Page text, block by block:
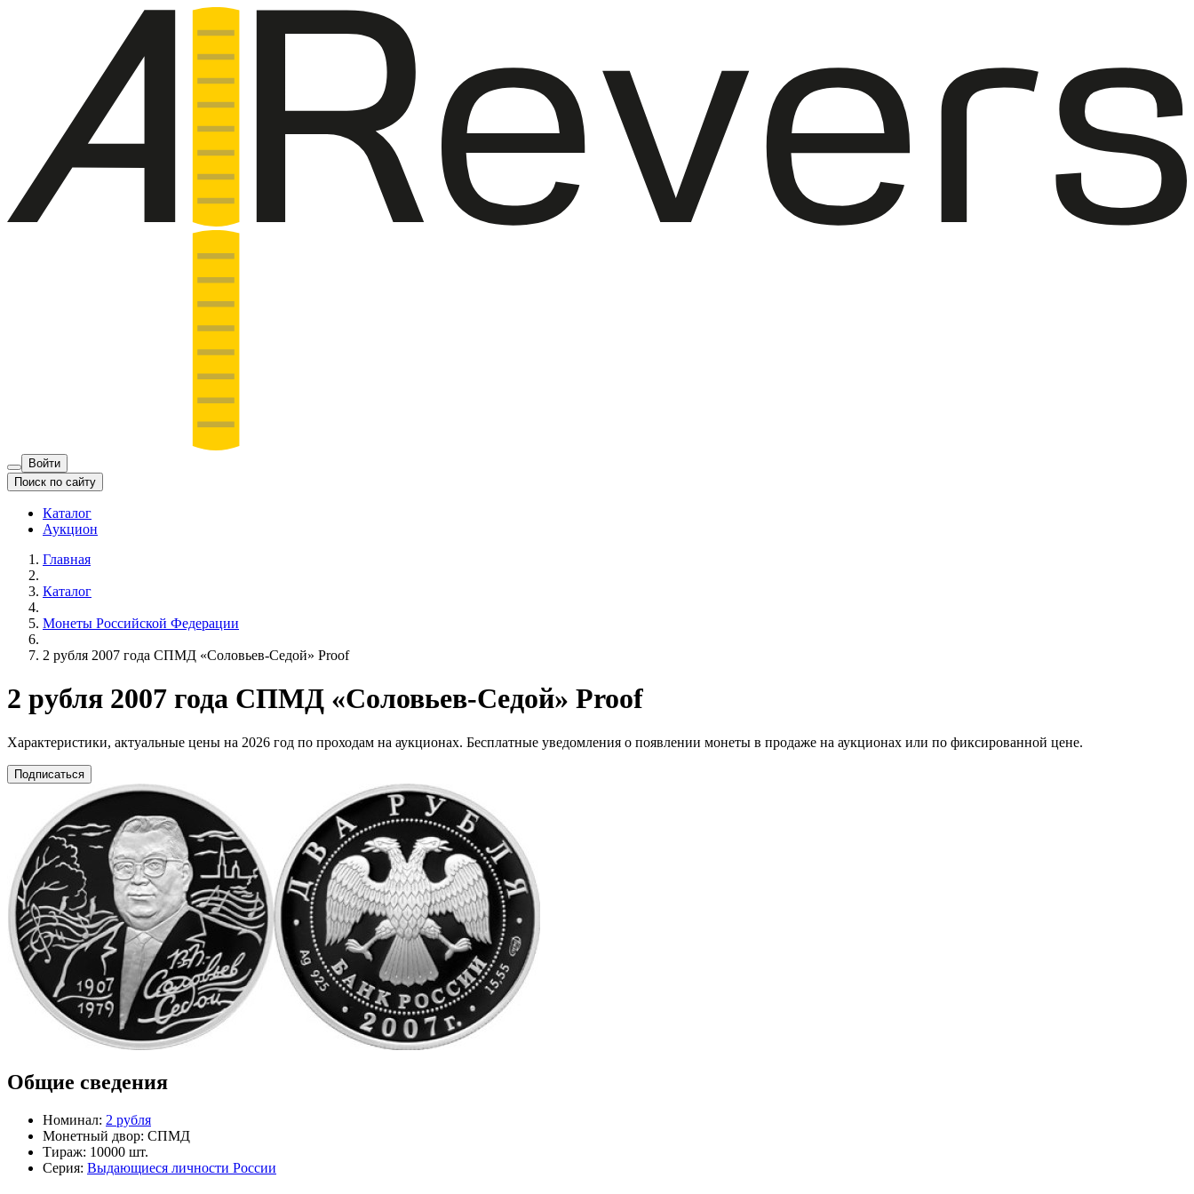
Войти
Поиск по сайту
Каталог
Аукцион
Главная
Каталог
Монеты Российской Федерации
2 рубля 2007 года СПМД «Соловьев-Седой» Proof
2 рубля 2007 года СПМД «Соловьев-Седой» Proof
Характеристики, актуальные цены на 2026 год по проходам на аукционах. Бесплатные уведомления о появлении монеты в продаже на аукционах или по фиксированной цене.
Подписаться
Общие сведения
Номинал: 2 рубля
Монетный двор: СПМД
Тираж: 10000 шт.
Серия: Выдающиеся личности России